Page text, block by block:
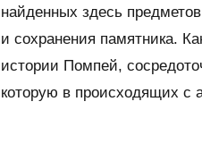
найденных здесь
и сохранения памятника.
истории Помпей,
которую в происходящих с